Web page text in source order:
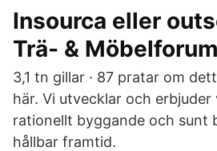
Insourca eller
Trä- & Möbelforum
3,1 tn gillar · 87 pratar om
här. Vi utvecklar och erbjuder
rationellt byggande och sunt
hållbar framtid.